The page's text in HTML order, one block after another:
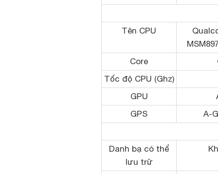
Tên CPU
Core
Tốc độ CPU (Ghz)
GPU
GPS
A-
Danh bạ có thể
lưu trữ